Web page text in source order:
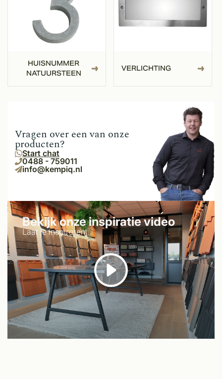
HUISNUMMER
NATUURSTEEN
VERLICHTING
Vragen over een van onze
producten?
Start chat
0488 - 759011
info@kempiq.nl
Bekijk onze inspiratie video
Laat je inspireren